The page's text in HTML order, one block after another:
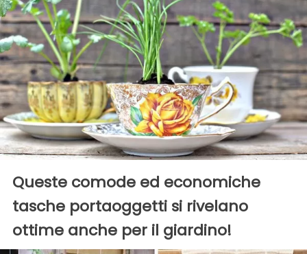
Queste comode ed economiche
tasche portaoggetti si rivelano
ottime anche per il giardino!